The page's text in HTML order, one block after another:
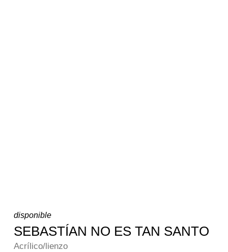
disponible
SEBASTÍAN NO ES TAN SANTO
Acrílico/lienzo